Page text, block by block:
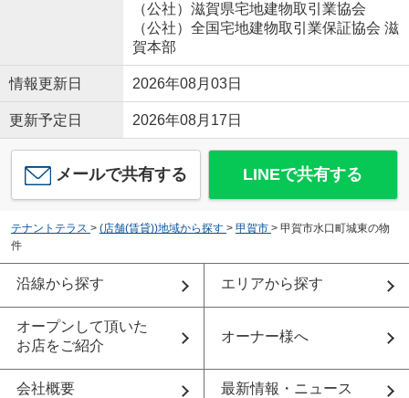
（公社）滋賀県宅地建物取引業協会
（公社）全国宅地建物取引業保証協会 滋
賀本部
情報更新日 2026年08月03日
更新予定日 2026年08月17日
メールで共有する LINEで共有する
テナントテラス > (店舗(賃貸))地域から探す > 甲賀市 > 甲賀市水口町城東の物
件
沿線から探す エリアから探す
オープンして頂いた
お店をご紹介
オーナー様へ
会社概要 最新情報・ニュース